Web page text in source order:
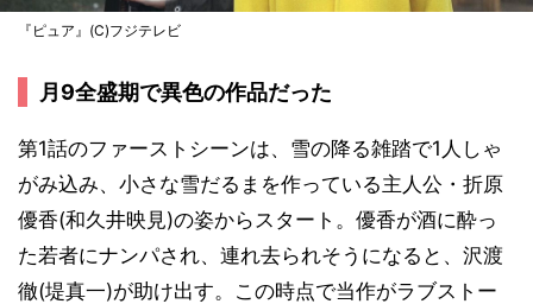
『ピュア』(C)フジテレビ
月9全盛期で異色の作品だった
第1話のファーストシーンは、雪の降る雑踏で1人しゃ
がみ込み、小さな雪だるまを作っている主人公・折原
優香(和久井映見)の姿からスタート。優香が酒に酔っ
た若者にナンパされ、連れ去られそうになると、沢渡
徹(堤真一)が助け出す。この時点で当作がラブストー